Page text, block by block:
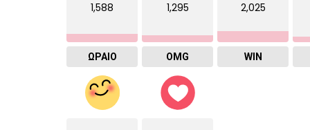
1,588
ΩΡΑΙΟ
1,295
OMG
2,025
WIN